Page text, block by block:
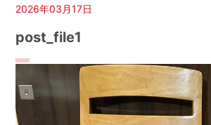
2026年03月17日
post_file1